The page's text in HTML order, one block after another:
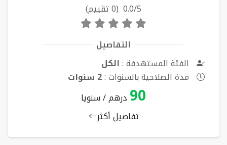
0.0/5 (0 تقييم)
التفاصيل
الفئة المستهدفة :الكل
مدة الصلاحية بالسنوات :2 سنوات
90 درهم / سنويا
تفاصيل أكثر